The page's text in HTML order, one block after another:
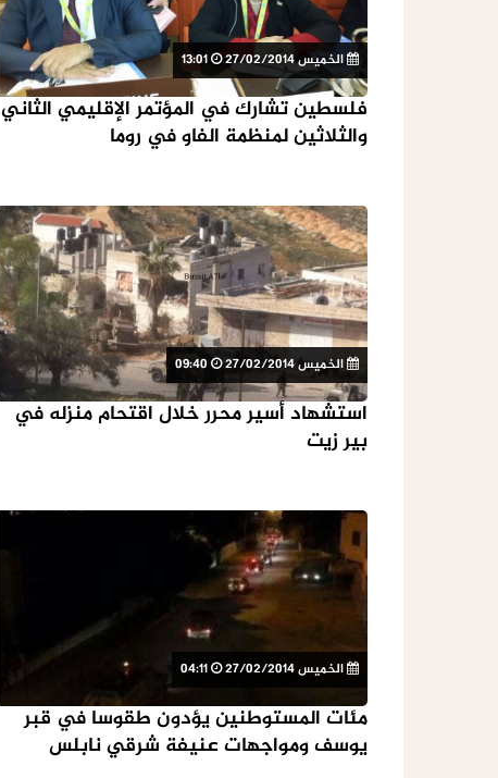
الخميس 27/02/2014
فلسطين تشارك في المؤتمر الإقليمي الثاني
والثلاثين لمنظمة الفاو في روما
الخميس 27/02/2014
استشهاد أسير محرر خلال اقتحام منزله في
بير زيت
الخميس 27/02/2014
مئات المستوطنين يؤدون طقوسا في قبر
يوسف ومواجهات عنيفة شرقي نابلس